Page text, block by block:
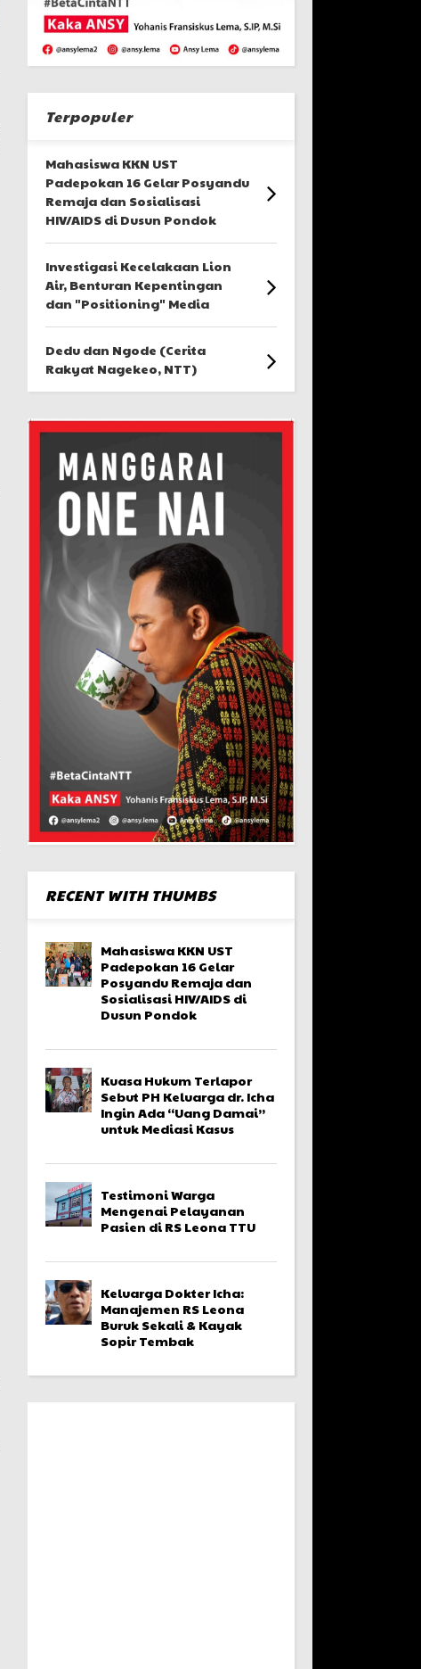
Terpopuler
Mahasiswa KKN UST
Padepokan 16 Gelar Posyandu
Remaja dan Sosialisasi
HIV/AIDS di Dusun Pondok
Investigasi Kecelakaan Lion
Air, Benturan Kepentingan
dan "Positioning" Media
Dedu dan Ngode (Cerita
Rakyat Nagekeo, NTT)
RECENT WITH THUMBS
Mahasiswa KKN UST
Padepokan 16 Gelar
Posyandu Remaja dan
Sosialisasi HIV/AIDS di
Dusun Pondok
Kuasa Hukum Terlapor
Sebut PH Keluarga dr. Icha
Ingin Ada “Uang Damai”
untuk Mediasi Kasus
Testimoni Warga
Mengenai Pelayanan
Pasien di RS Leona TTU
Keluarga Dokter Icha:
Manajemen RS Leona
Buruk Sekali & Kayak
Sopir Tembak